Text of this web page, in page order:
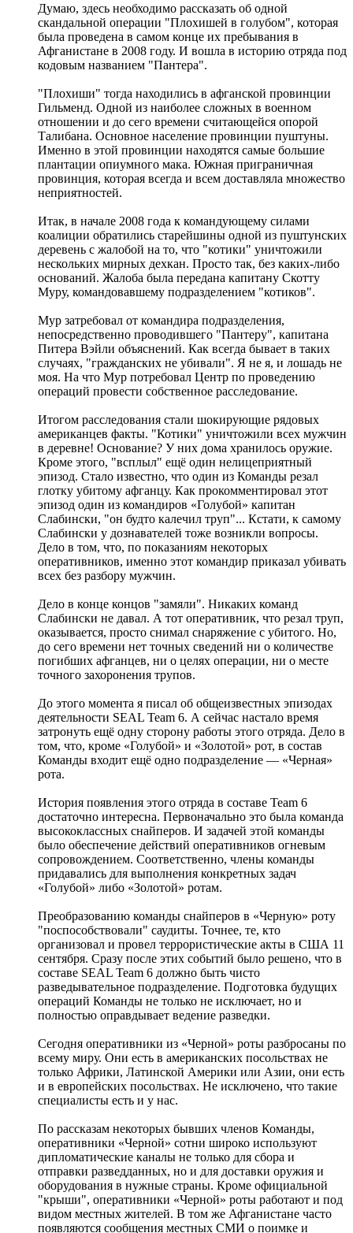
Думаю, здесь необходимо рассказать об одной
скандальной операции "Плохишей в голубом", которая
была проведена в самом конце их пребывания в
Афганистане в 2008 году. И вошла в историю отряда под
кодовым названием "Пантера".
"Плохиши" тогда находились в афганской провинции
Гильменд. Одной из наиболее сложных в военном
отношении и до сего времени считающейся опорой
Талибана. Основное население провинции пуштуны.
Именно в этой провинции находятся самые большие
плантации опиумного мака. Южная приграничная
провинция, которая всегда и всем доставляла множество
неприятностей.
Итак, в начале 2008 года к командующему силами
коалиции обратились старейшины одной из пуштунских
деревень с жалобой на то, что "котики" уничтожили
нескольких мирных дехкан. Просто так, без каких-либо
оснований. Жалоба была передана капитану Скотту
Муру, командовавшему подразделением "котиков".
Мур затребовал от командира подразделения,
непосредственно проводившего "Пантеру", капитана
Питера Вэйли объяснений. Как всегда бывает в таких
случаях, "гражданских не убивали". Я не я, и лошадь не
моя. На что Мур потребовал Центр по проведению
операций провести собственное расследование.
Итогом расследования стали шокирующие рядовых
американцев факты. "Котики" уничтожили всех мужчин
в деревне! Основание? У них дома хранилось оружие.
Кроме этого, "всплыл" ещё один нелицеприятный
эпизод. Стало известно, что один из Команды резал
глотку убитому афганцу. Как прокомментировал этот
эпизод один из командиров «Голубой» капитан
Слабински, "он будто калечил труп"... Кстати, к самому
Слабински у дознавателей тоже возникли вопросы.
Дело в том, что, по показаниям некоторых
оперативников, именно этот командир приказал убивать
всех без разбору мужчин.
Дело в конце концов "замяли". Никаких команд
Слабински не давал. А тот оперативник, что резал труп,
оказывается, просто снимал снаряжение с убитого. Но,
до сего времени нет точных сведений ни о количестве
погибших афганцев, ни о целях операции, ни о месте
точного захоронения трупов.
До этого момента я писал об общеизвестных эпизодах
деятельности SEAL Team 6. А сейчас настало время
затронуть ещё одну сторону работы этого отряда. Дело в
том, что, кроме «Голубой» и «Золотой» рот, в состав
Команды входит ещё одно подразделение — «Черная»
рота.
История появления этого отряда в составе Team 6
достаточно интересна. Первоначально это была команда
высококлассных снайперов. И задачей этой команды
было обеспечение действий оперативников огневым
сопровождением. Соответственно, члены команды
придавались для выполнения конкретных задач
«Голубой» либо «Золотой» ротам.
Преобразованию команды снайперов в «Черную» роту
"поспособствовали" саудиты. Точнее, те, кто
организовал и провел террористические акты в США 11
сентября. Сразу после этих событий было решено, что в
составе SEAL Team 6 должно быть чисто
разведывательное подразделение. Подготовка будущих
операций Команды не только не исключает, но и
полностью оправдывает ведение разведки.
Сегодня оперативники из «Черной» роты разбросаны по
всему миру. Они есть в американских посольствах не
только Африки, Латинской Америки или Азии, они есть
и в европейских посольствах. Не исключено, что такие
специалисты есть и у нас.
По рассказам некоторых бывших членов Команды,
оперативники «Черной» сотни широко используют
дипломатические каналы не только для сбора и
отправки разведданных, но и для доставки оружия и
оборудования в нужные страны. Кроме официальной
"крыши", оперативники «Черной» роты работают и под
видом местных жителей. В том же Афганистане часто
появляются сообщения местных СМИ о поимке и